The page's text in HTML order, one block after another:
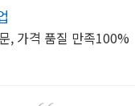
, 가격 품질 만족100%